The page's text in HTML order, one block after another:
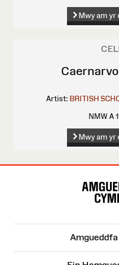
Mwy am yr
Artist: BRITISH
NMW A
Mwy am yr